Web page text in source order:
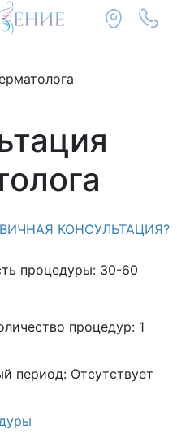
КОНСУЛЬТАЦИЯ?
процедуры: 30-60
процедур: 1
период: Отсутствует